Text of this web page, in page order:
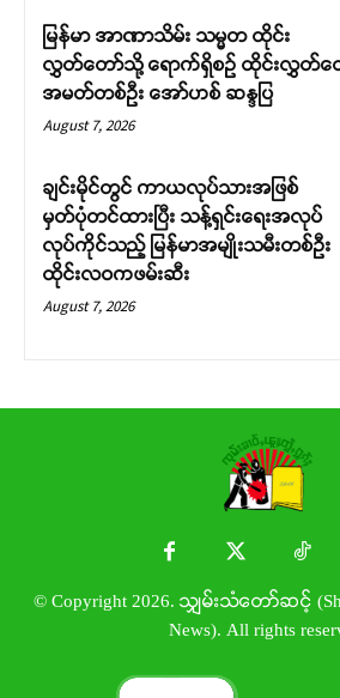
မြန်မာ အာဏာသိမ်း သမ္မတ ထိုင်း
လွှတ်တော်သို့ ရောက်ရှိစဉ် ထိုင်းလွှတ်တ
အမတ်တစ်ဦး အော်ဟစ် ဆန္ဒပြ
August 7, 2026
ချင်းမိုင်တွင် ကာယလုပ်သားအဖြစ်
မှတ်ပုံတင်ထားပြီး သန့်ရှင်းရေးအလုပ်
လုပ်ကိုင်သည့် မြန်မာအမျိုးသမီးတစ်ဦး
ထိုင်းလဝကဖမ်းဆီး
August 7, 2026
© Copyright 2026. သျှမ်းသံတော်ဆင့်
News). All rights